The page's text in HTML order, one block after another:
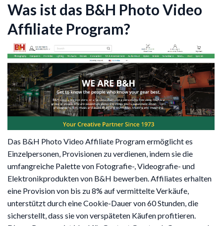
Was ist das B&H Photo Video
Affiliate Program?
Das B&H Photo Video Affiliate Program ermöglicht es
Einzelpersonen, Provisionen zu verdienen, indem sie die
umfangreiche Palette von Fotografie-, Videografie- und
Elektronikprodukten von B&H bewerben. Affiliates erhalten
eine Provision von bis zu 8% auf vermittelte Verkäufe,
unterstützt durch eine Cookie-Dauer von 60 Stunden, die
sicherstellt, dass sie von verspäteten Käufen profitieren.